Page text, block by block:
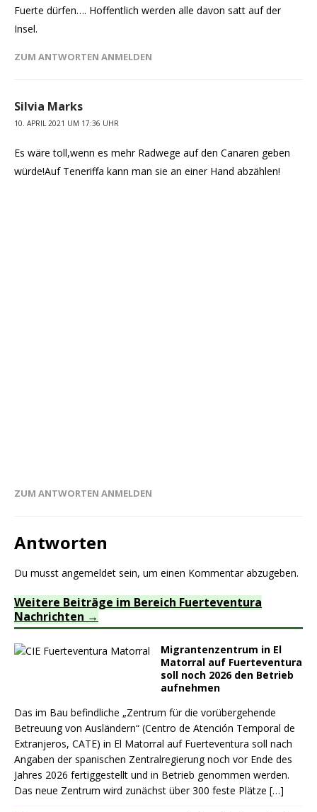
Fuerte dürfen…. Hoffentlich werden alle davon satt auf der
Insel.
ZUM ANTWORTEN ANMELDEN
Silvia Marks
10. APRIL 2021 UM 17:36 UHR
Es wäre toll,wenn es mehr Radwege auf den Canaren geben
würde!Auf Teneriffa kann man sie an einer Hand abzählen!
ZUM ANTWORTEN ANMELDEN
Antworten
Du musst angemeldet sein, um einen Kommentar abzugeben.
Weitere Beiträge im Bereich Fuerteventura
Nachrichten
Migrantenzentrum in El
Matorral auf Fuerteventura
soll noch 2026 den Betrieb
aufnehmen
Das im Bau befindliche „Zentrum für die vorübergehende
Betreuung von Ausländern“ (Centro de Atención Temporal de
Extranjeros, CATE) in El Matorral auf Fuerteventura soll nach
Angaben der spanischen Zentralregierung noch vor Ende des
Jahres 2026 fertiggestellt und in Betrieb genommen werden.
Das neue Zentrum wird zunächst über 300 feste Plätze […]